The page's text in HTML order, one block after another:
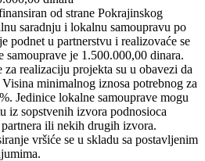
od strane Pokrajinskog
saradnju i lokalnu samoupravu po
podnet u partnerstvu i realizovaće se
je 1.500.000,00 dinara.
za realizaciju projekta su u obavezi da
Visina minimalnog iznosa potrebnog za
Jedinice lokalne samouprave mogu
iz sopstvenih izvora podnosioca
ili nekih drugih izvora.
vršiće se u skladu sa postavljenim